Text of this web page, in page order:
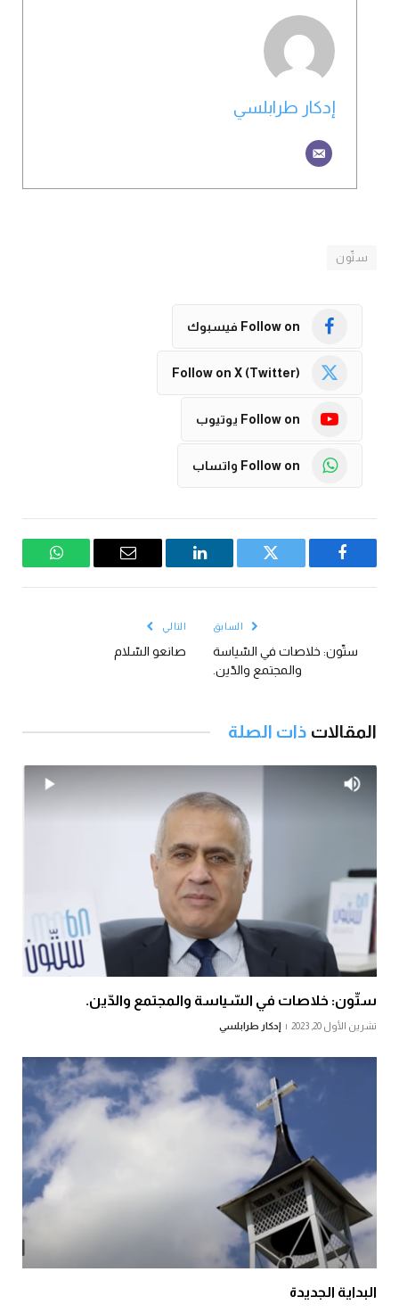
إدكار طرابلسي
ستّون
Follow on فيسبوك
Follow on X (Twitter)
Follow on يوتيوب
Follow on واتساب
فيسبوك تويتر لينكدإن
البريد
واتساب
السابق
ستّون: خلاصات في السّياسة
والمجتمع والدّين.
التالي
صانعو السّلام
المقالات ذات الصلة
ستّون: خلاصات في السّياسة والمجتمع والدّين.
تشرين الأول 20, 2023 إدكار طرابلسي
البداية الجديدة